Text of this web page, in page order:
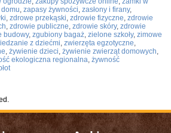
, zapasy żywności, zasłony i firany,
, zdrowe przekąski, zdrowie fizyczne, zdrowie
, zdrowie publiczne, zdrowie skóry, zdrowie
budowy, zgubiony bagaż, zielone szkoły, zimowe
z dziećmi, zwierzęta egzotyczne,
, żywienie dzieci, żywienie zwierząt domowych,
ekologiczna regionalna, żywność